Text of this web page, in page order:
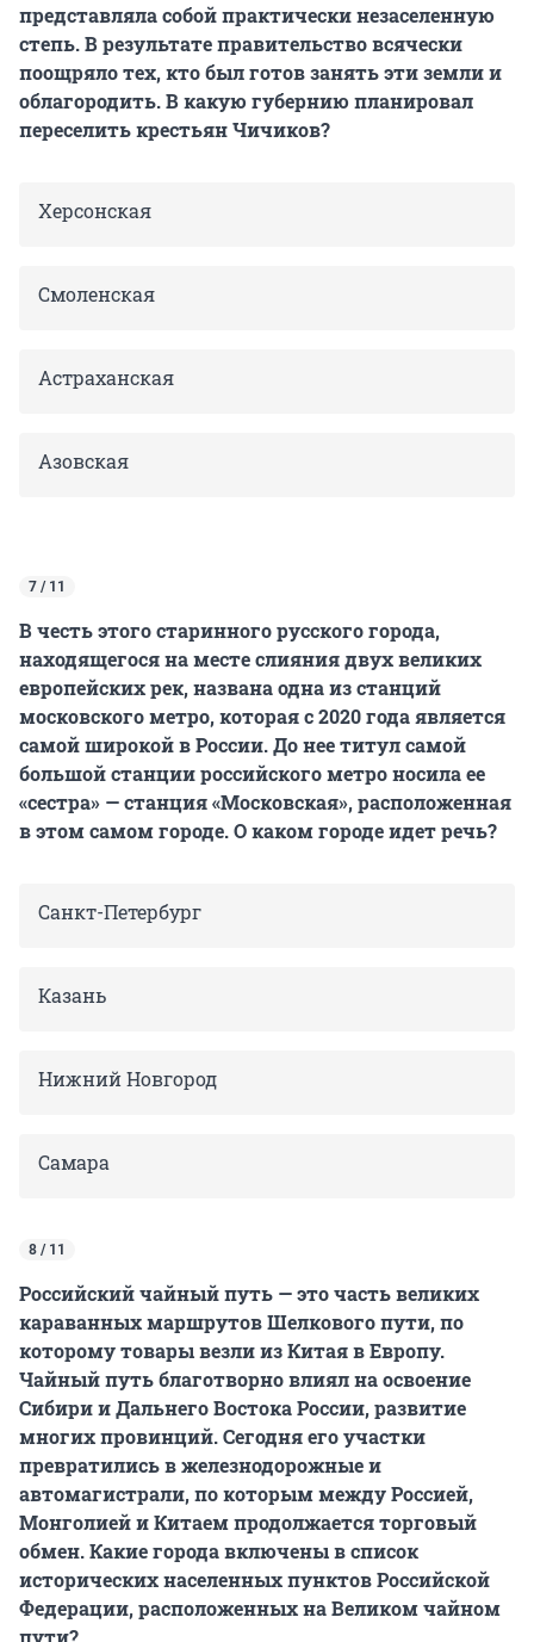
представляла собой практически незаселенную
степь. В результате правительство всячески
поощряло тех, кто был готов занять эти земли и
облагородить. В какую губернию планировал
переселить крестьян Чичиков?
Херсонская
Смоленская
Астраханская
Азовская
7 / 11
В честь этого старинного русского города,
находящегося на месте слияния двух великих
европейских рек, названа одна из станций
московского метро, которая с 2020 года является
самой широкой в России. До нее титул самой
большой станции российского метро носила ее
«сестра» — станция «Московская», расположенная
в этом самом городе. О каком городе идет речь?
Санкт-Петербург
Казань
Нижний Новгород
Самара
8 / 11
Российский чайный путь — это часть великих
караванных маршрутов Шелкового пути, по
которому товары везли из Китая в Европу.
Чайный путь благотворно влиял на освоение
Сибири и Дальнего Востока России, развитие
многих провинций. Сегодня его участки
превратились в железнодорожные и
автомагистрали, по которым между Россией,
Монголией и Китаем продолжается торговый
обмен. Какие города включены в список
исторических населенных пунктов Российской
Федерации, расположенных на Великом чайном
пути?